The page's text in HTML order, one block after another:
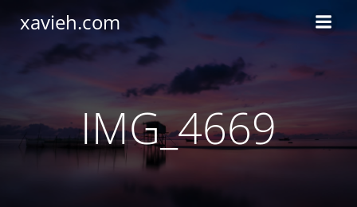
xavieh.com
IMG_4669